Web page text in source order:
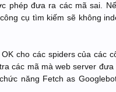
Tìm kiếm
phép đưa ra các mã sai.
cụ tìm kiếm sẽ không
cho các spiders của các
các mã mà web server đưa
năng Fetch as